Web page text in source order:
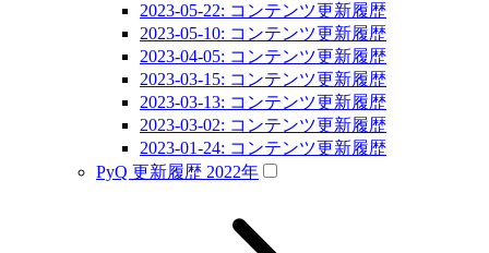
2023-05-22: コンテンツ更新履歴
2023-05-10: コンテンツ更新履歴
2023-04-05: コンテンツ更新履歴
2023-03-15: コンテンツ更新履歴
2023-03-13: コンテンツ更新履歴
2023-03-02: コンテンツ更新履歴
2023-01-24: コンテンツ更新履歴
PyQ 更新履歴 2022年